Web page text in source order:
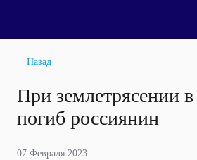
Назад
При землетрясении
погиб россиянин
07 Февраля 2023